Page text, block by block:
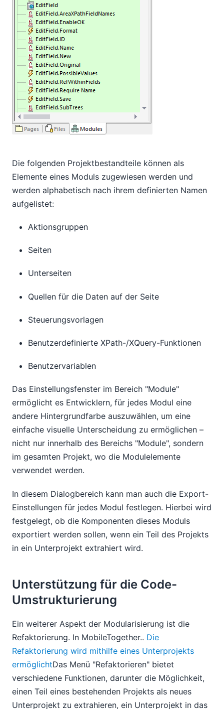
Die folgenden Projektbestandteile können als
Elemente eines Moduls zugewiesen werden und
werden alphabetisch nach ihrem definierten Namen
aufgelistet:
Aktionsgruppen
Seiten
Unterseiten
Quellen für die Daten auf der Seite
Steuerungsvorlagen
Benutzerdefinierte XPath-/XQuery-Funktionen
Benutzervariablen
Das Einstellungsfenster im Bereich "Module"
ermöglicht es Entwicklern, für jedes Modul eine
andere Hintergrundfarbe auszuwählen, um eine
einfache visuelle Unterscheidung zu ermöglichen –
nicht nur innerhalb des Bereichs "Module", sondern
im gesamten Projekt, wo die Modulelemente
verwendet werden.
In diesem Dialogbereich kann man auch die Export-
Einstellungen für jedes Modul festlegen. Hierbei wird
festgelegt, ob die Komponenten dieses Moduls
exportiert werden sollen, wenn ein Teil des Projekts
in ein Unterprojekt extrahiert wird.
Unterstützung für die Code-
Umstrukturierung
Ein weiterer Aspekt der Modularisierung ist die
Refaktorierung. In MobileTogether.. Die
Refaktorierung wird mithilfe eines Unterprojekts
ermöglichtDas Menü "Refaktorieren" bietet
verschiedene Funktionen, darunter die Möglichkeit,
einen Teil eines bestehenden Projekts als neues
Unterprojekt zu extrahieren, ein Unterprojekt in das